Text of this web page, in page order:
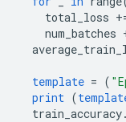
total_loss
num_batches
template = (
print (
train_accuracy.